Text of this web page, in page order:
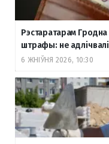
Рэстаратарам
штрафы: не
6 ЖНІЎНЯ 2026, 10:30